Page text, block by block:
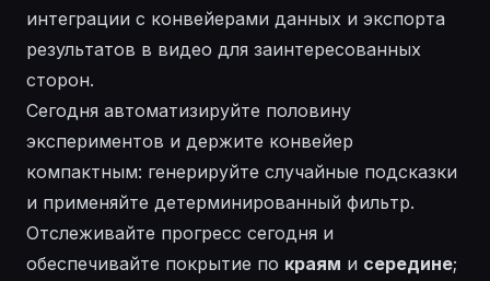
интеграции с конвейерами данных и экспорта
результатов в видео для заинтересованных
сторон.
Сегодня автоматизируйте половину
экспериментов и держите конвейер
компактным: генерируйте случайные подсказки
и применяйте детерминированный фильтр.
Отслеживайте прогресс сегодня и
обеспечивайте покрытие по краям и середине;